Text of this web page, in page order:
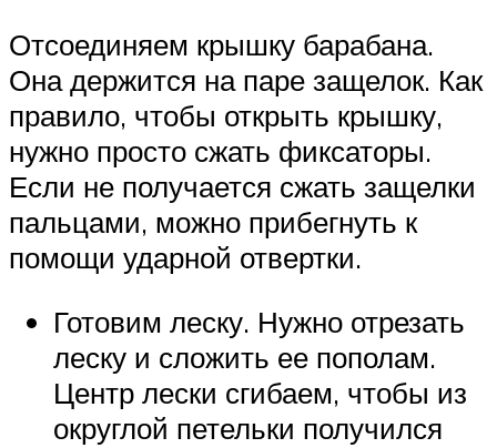
Отсоединяем крышку барабана.
Она держится на паре защелок. Как
правило, чтобы открыть крышку,
нужно просто сжать фиксаторы.
Если не получается сжать защелки
пальцами, можно прибегнуть к
помощи ударной отвертки.
Готовим леску. Нужно отрезать
леску и сложить ее пополам.
Центр лески сгибаем, чтобы из
округлой петельки получился